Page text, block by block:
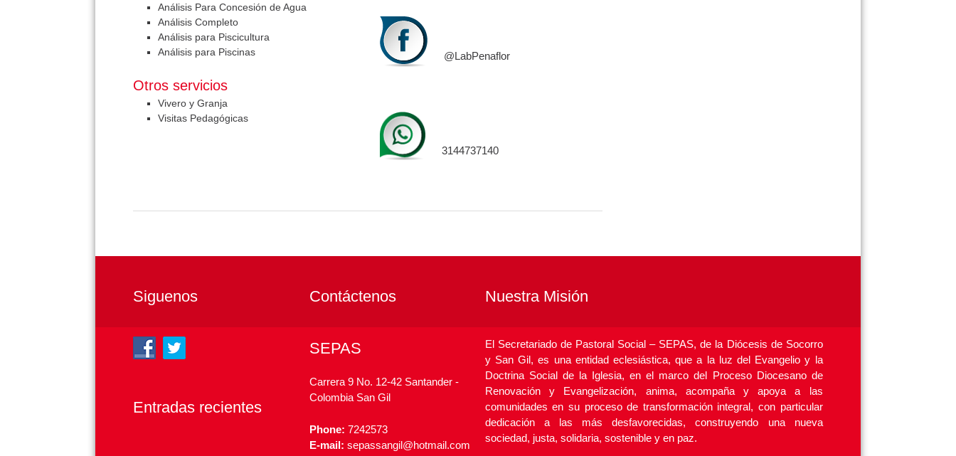
Análisis Para Concesión de Agua
Análisis Completo
Análisis para Piscicultura
Análisis para Piscinas
Otros servicios
Vivero y Granja
Visitas Pedagógicas
@LabPenaflor
3144737140
Siguenos
Entradas recientes
Contáctenos
SEPAS
Carrera 9 No. 12-42 Santander -
Colombia San Gil
Phone: 7242573
E-mail: sepassangil@hotmail.com
Nuestra Misión
El Secretariado de Pastoral Social – SEPAS, de la Diócesis de Socorro
y San Gil, es una entidad eclesiástica, que a la luz del Evangelio y la
Doctrina Social de la Iglesia, en el marco del Proceso Diocesano de
Renovación y Evangelización, anima, acompaña y apoya a las
comunidades en su proceso de transformación integral, con particular
dedicación a las más desfavorecidas, construyendo una nueva
sociedad, justa, solidaria, sostenible y en paz.